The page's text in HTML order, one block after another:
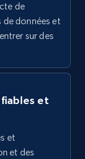
de
de données et
sur des
et
et
et des